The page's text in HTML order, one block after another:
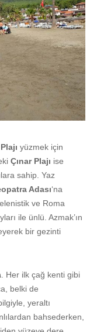
yüzmek için
Çınar Plajı ise
sahip. Yaz
Adası‘na
ve Roma
ile ünlü. Azmak’ın
bir gezinti
. Her ilk çağ kenti gibi
belki de
yeraltı
bahsederken,